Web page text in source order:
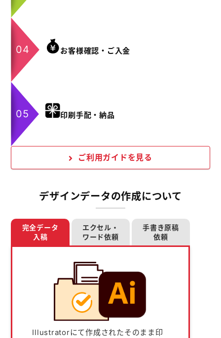
お客様確認・ご入金
印刷手配・納品
ご利用ガイドを見る
デザインデータの作成について
完全データ
入稿
エクセル・
ワード依頼
手書き原稿
依頼
Illustratorにて作成されたそのまま印